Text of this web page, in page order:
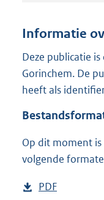
Informatie
Deze publicatie
Gorinchem. De
heeft als
Op dit moment
volgende
D
PDF